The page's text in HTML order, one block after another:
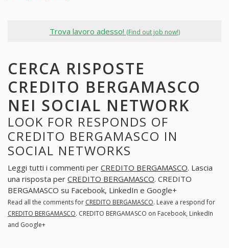
Trova lavoro adesso! (Find out job now!)
CERCA RISPOSTE
CREDITO BERGAMASCO
NEI SOCIAL NETWORK
LOOK FOR RESPONDS OF
CREDITO BERGAMASCO IN
SOCIAL NETWORKS
Leggi tutti i commenti per CREDITO BERGAMASCO. Lascia
una risposta per CREDITO BERGAMASCO. CREDITO
BERGAMASCO su Facebook, LinkedIn e Google+
Read all the comments for CREDITO BERGAMASCO. Leave a respond for
CREDITO BERGAMASCO. CREDITO BERGAMASCO on Facebook, LinkedIn
and Google+